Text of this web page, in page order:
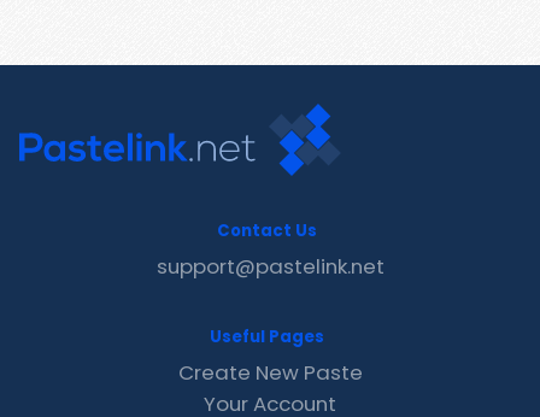
Contact Us
support@pastelink.net
Useful Pages
Create New Paste
Your Account